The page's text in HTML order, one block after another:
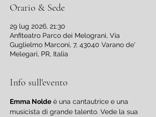
Orario & Sede
29 lug 2026, 21:30
Anfiteatro Parco dei Melograni, Via
Guglielmo Marconi, 7, 43040 Varano de'
Melegari, PR, Italia
Info sull'evento
Emma Nolde è una cantautrice e una
musicista di grande talento. Vede la sua